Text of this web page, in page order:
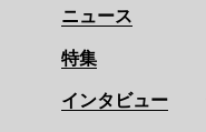
ニュース
特集
インタビュー